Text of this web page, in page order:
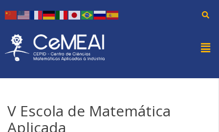
V Escola de Matemática
Aplicada